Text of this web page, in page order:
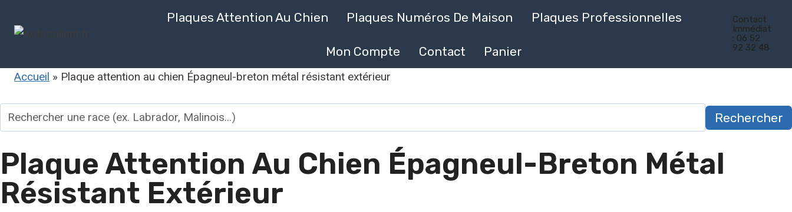
Plaques Attention Au Chien Plaques Numéros De Maison Plaques Professionnelles
Mon Compte Contact Panier
Contact
Immédiat
: 06 52
92 32 48
Accueil » Plaque attention au chien Épagneul-breton métal résistant extérieur
Rechercher
Plaque Attention Au Chien Épagneul-Breton Métal
Résistant Extérieur